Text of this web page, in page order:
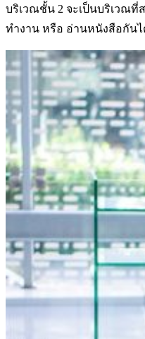
บริเวณชั้น 2 จะเป็นบริเวณ
ทำงาน หรือ อ่านหนังสือกันไ